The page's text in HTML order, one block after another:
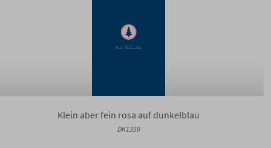
Klein aber fein rosa auf dunkelblau
DK1359